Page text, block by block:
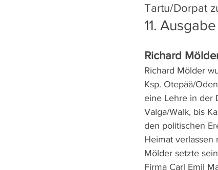
Tartu/Dorpat
11.
Richard
Richard Mölder
Ksp. Otepää/
eine Lehre in der
Valga/Walk, bis
den politischen
Heimat verlassen
Mölder setzte
Firma Carl Emil